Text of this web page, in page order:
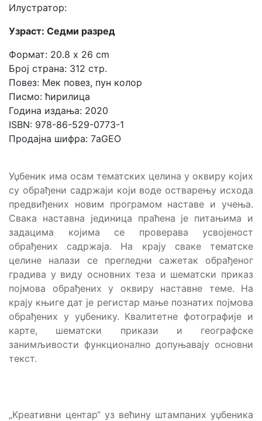
Илустратор:
Узраст: Седми разред
Формат: 20.8 x 26 cm
Број страна: 312 стр.
Повез: Мек повез, пун колор
Писмо: ћирилица
Година издања: 2020
ISBN: 978-86-529-0773-1
Продајна шифра: 7aGEO
Уџбеник има осам тематских целина у оквиру којих
су обрађени садржаји који воде остварењу исхода
предвиђених новим програмом наставе и учења.
Свака наставна јединица праћена је питањима и
задацима којима се проверава усвојеност
обрађених садржаја. На крају сваке тематске
целине налази се прегледни сажетак обрађеног
градива у виду основних теза и шематски приказ
појмова обрађених у оквиру наставне теме. На
крају књиге дат је регистар мање познатих појмова
обрађених у уџбенику. Квалитетне фотографије и
карте, шематски прикази и географске
занимљивости функционално допуњавају основни
текст.
„Креативни центар“ уз већину штампаних уџбеника